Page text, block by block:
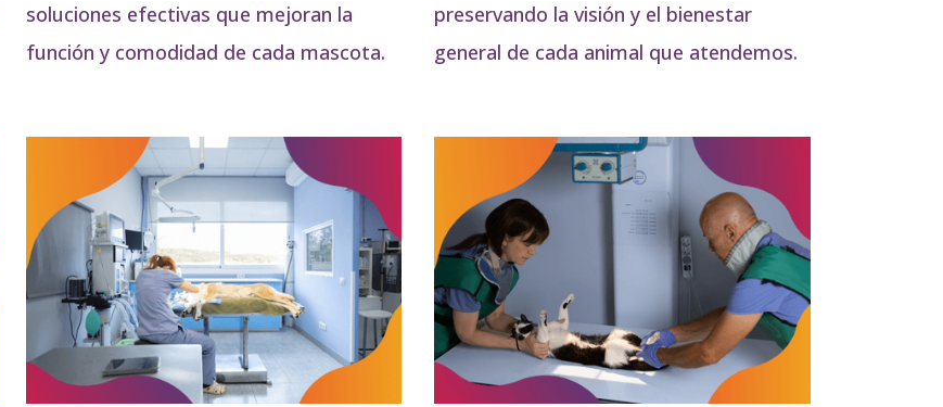
soluciones efectivas que mejoran la
función y comodidad de cada mascota.
preservando la visión y el bienestar
general de cada animal que atendemos.